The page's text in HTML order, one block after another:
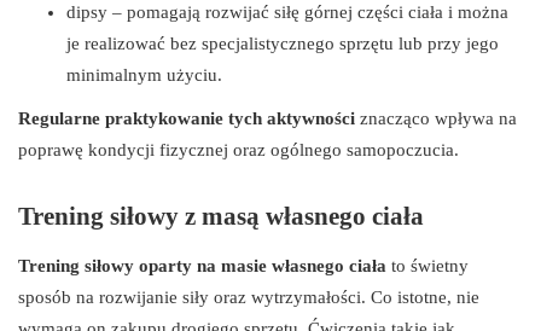
dipsy – pomagają rozwijać siłę górnej części ciała i można
je realizować bez specjalistycznego sprzętu lub przy jego
minimalnym użyciu.
Regularne praktykowanie tych aktywności znacząco wpływa na
poprawę kondycji fizycznej oraz ogólnego samopoczucia.
Trening siłowy z masą własnego ciała
Trening siłowy oparty na masie własnego ciała to świetny
sposób na rozwijanie siły oraz wytrzymałości. Co istotne, nie